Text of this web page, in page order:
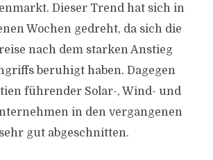
Dieser Trend hat sich in
Wochen gedreht, da sich die
nach dem starken Anstieg
beruhigt haben. Dagegen
führender Solar-, Wind- und
in den vergangenen
gut abgeschnitten.